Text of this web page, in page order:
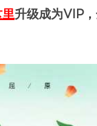
里升级成为VIP